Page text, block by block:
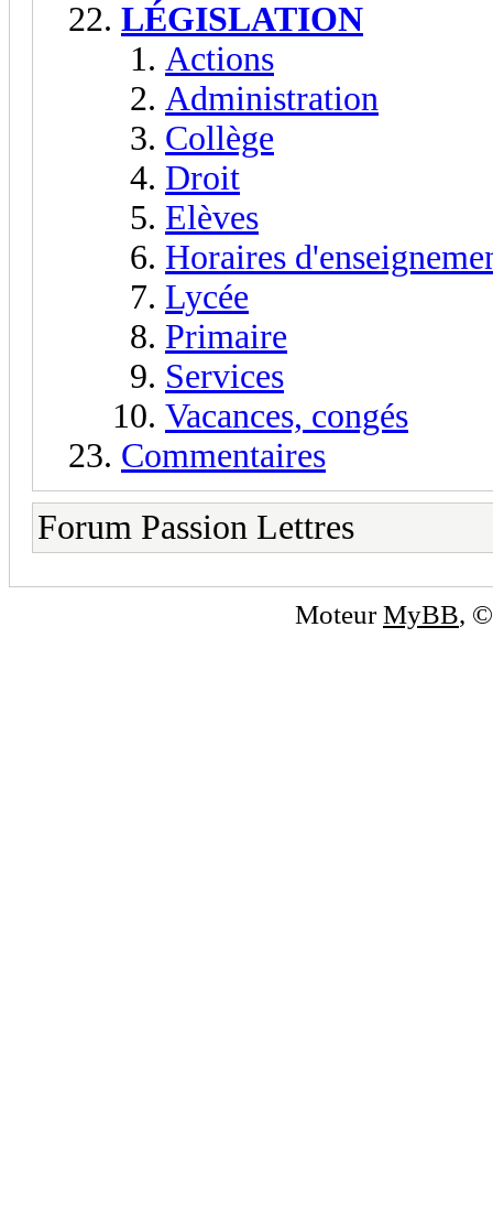
LÉGISLATION
Actions
Administration
Collège
Droit
Elèves
Horaires
Lycée
Primaire
Services
Vacances, congés
Commentaires
Forum Passion Lettres
MoteurMyBB,